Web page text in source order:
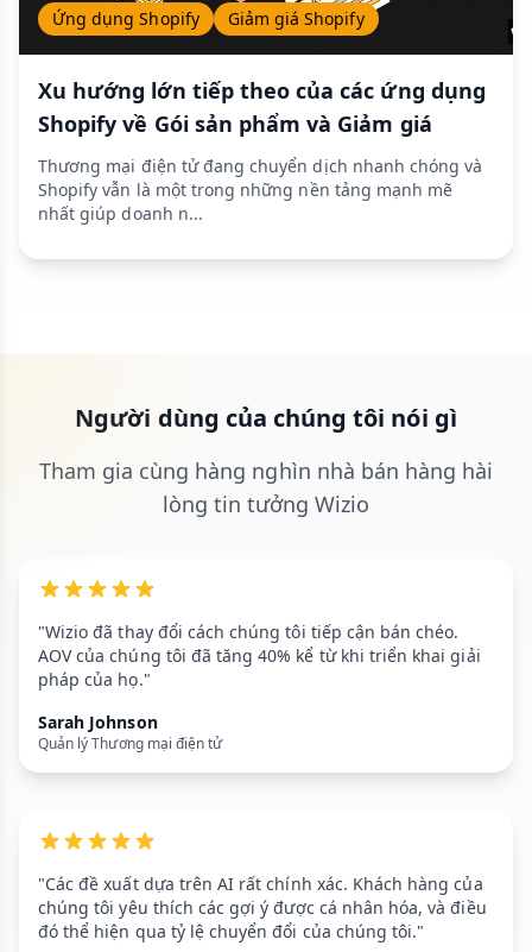
Ứng dụng Shopify Giảm giá Shopify
Xu hướng lớn tiếp theo của các ứng dụng
Shopify về Gói sản phẩm và Giảm giá
Thương mại điện tử đang chuyển dịch nhanh chóng và
Shopify vẫn là một trong những nền tảng mạnh mẽ
nhất giúp doanh n...
Người dùng của chúng tôi nói gì
Tham gia cùng hàng nghìn nhà bán hàng hài
lòng tin tưởng Wizio
"Wizio đã thay đổi cách chúng tôi tiếp cận bán chéo.
AOV của chúng tôi đã tăng 40% kể từ khi triển khai giải
pháp của họ."
Sarah Johnson
Quản lý Thương mại điện tử
"Các đề xuất dựa trên AI rất chính xác. Khách hàng của
chúng tôi yêu thích các gợi ý được cá nhân hóa, và điều
đó thể hiện qua tỷ lệ chuyển đổi của chúng tôi."